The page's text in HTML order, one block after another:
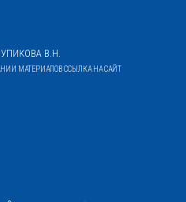
В.Н.
МАТЕРИАЛОВ ССЫЛКА НА САЙТ